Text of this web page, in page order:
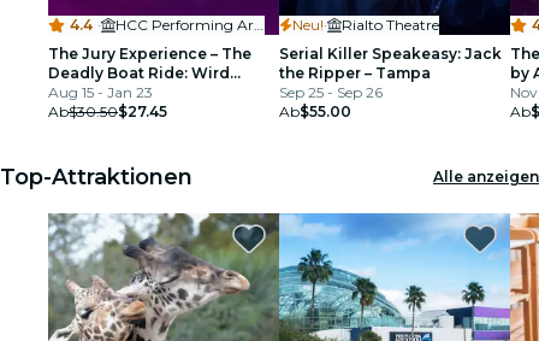
4.4 ·
HCC Performing Arts Ybor City
The Jury Experience – The
Deadly Boat Ride: Wird
Tampa Gerechtigkeit liefern?
Aug 15 - Jan 23
Ab$30.50$27.45
Neu!·
Rialto Theatre
Serial Killer Speakeasy: Jack
the Ripper – Tampa
Sep 25 - Sep 26
Ab$55.00
by
Ab
Top-Attraktionen Alle anzeigen